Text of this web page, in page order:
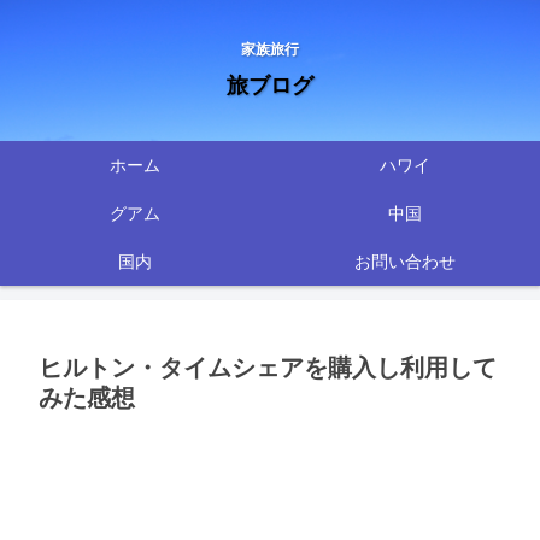
家族旅行
旅ブログ
ホーム ハワイ
グアム 中国
国内 お問い合わせ
ヒルトン・タイムシェアを購入し利用して
みた感想